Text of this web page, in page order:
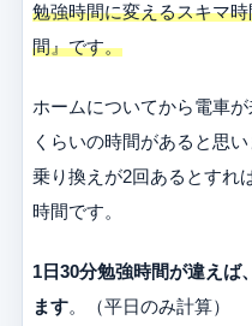
勉強時間に変えるスキマ
間』です。
ホームについてから電車
くらいの時間があると思い
乗り換えが2回あるとすれ
時間です。
1日30分勉強時間が違えば
ます。（平日のみ計算）